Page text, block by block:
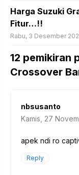
Harga Suzuki
Fitur…!!
Rabu, 3 Desember
12 pemikiran
Crossover
nbsusanto
Kamis, 27
apek ndi ro
Reply